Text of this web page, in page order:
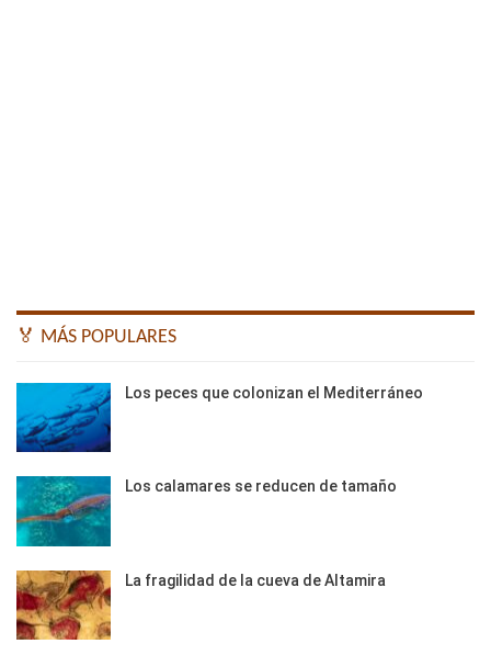
🏅 MÁS POPULARES
Los peces que colonizan el Mediterráneo
Los calamares se reducen de tamaño
La fragilidad de la cueva de Altamira